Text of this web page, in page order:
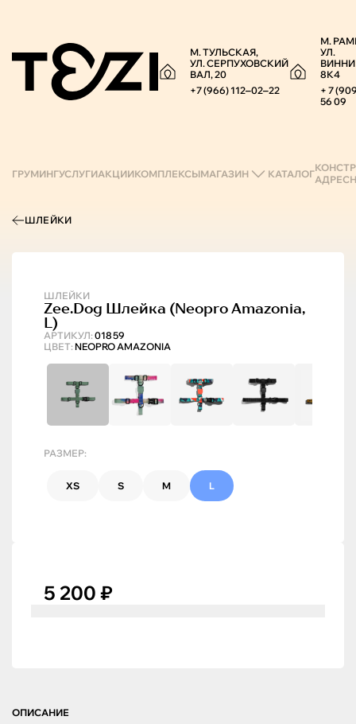
М. ТУЛЬСКАЯ,
УЛ. СЕРПУХОВСКИЙ
ВАЛ, 20
+7 (966) 112‒02‒22
М.
УЛ.
8К4
+ 7
56 09
ГРУМИНГУСЛУГИАКЦИИКОМПЛЕКСЫМАГАЗИН КАТАЛОГ
ШЛЕЙКИ
ШЛЕЙКИ
АРТИКУЛ: 01859
Zee.Dog Шлейка (neopro Amazonia,
L)
ЦВЕТ: NEOPRO AMAZONIA
РАЗМЕР:
XS S M L
5 200 ₽
ОПИСАНИЕ